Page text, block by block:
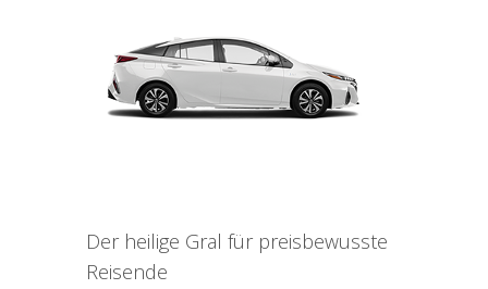
Der heilige Gral für preisbewusste
Reisende